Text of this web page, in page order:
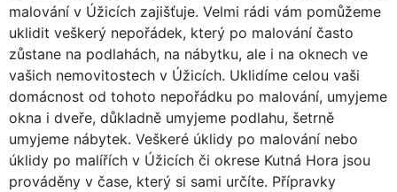
malování v Úžicích zajišťuje. Velmi rádi vám pomůžeme
uklidit veškerý nepořádek, který po malování často
zůstane na podlahách, na nábytku, ale i na oknech ve
vašich nemovitostech v Úžicích. Uklidíme celou vaši
domácnost od tohoto nepořádku po malování, umyjeme
okna i dveře, důkladně umyjeme podlahu, šetrně
umyjeme nábytek. Veškeré úklidy po malování nebo
úklidy po malířích v Úžicích či okrese Kutná Hora jsou
prováděny v čase, který si sami určíte. Přípravky